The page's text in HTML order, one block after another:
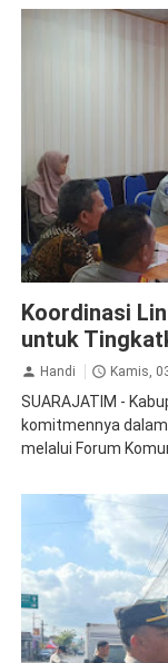
Koordinasi
untuk
Handi Kamis,
SUARAJATIM -
komitmennya
melalui Forum